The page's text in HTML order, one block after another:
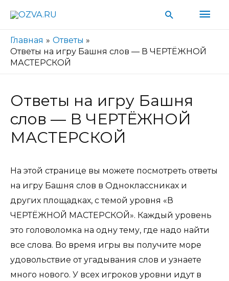
Поиск
Главная
Ответы
Ответы на игру Башня слов — В ЧЕРТЁЖНОЙ
МАСТЕРСКОЙ
Ответы на игру Башня
слов — В ЧЕРТЁЖНОЙ
МАСТЕРСКОЙ
На этой странице вы можете посмотреть ответы
на игру Башня слов в Одноклассниках и
других площадках, с темой уровня «В
ЧЕРТЁЖНОЙ МАСТЕРСКОЙ». Каждый уровень
это головоломка на одну тему, где надо найти
все слова. Во время игры вы получите море
удовольствие от угадывания слов и узнаете
много нового. У всех игроков уровни идут в